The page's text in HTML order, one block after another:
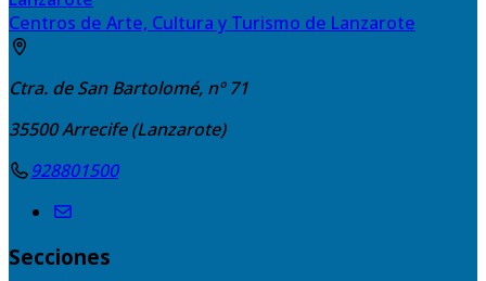
Centros de Arte, Cultura y Turismo de Lanzarote
Ctra. de San Bartolomé, nº 71
35500Arrecife (Lanzarote)
928801500
Secciones